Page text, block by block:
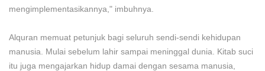
mengimplementasikannya," imbuhnya.
Alquran memuat petunjuk bagi seluruh sendi-sendi kehidupan
manusia. Mulai sebelum lahir sampai meninggal dunia. Kitab suci
itu juga mengajarkan hidup damai dengan sesama manusia,